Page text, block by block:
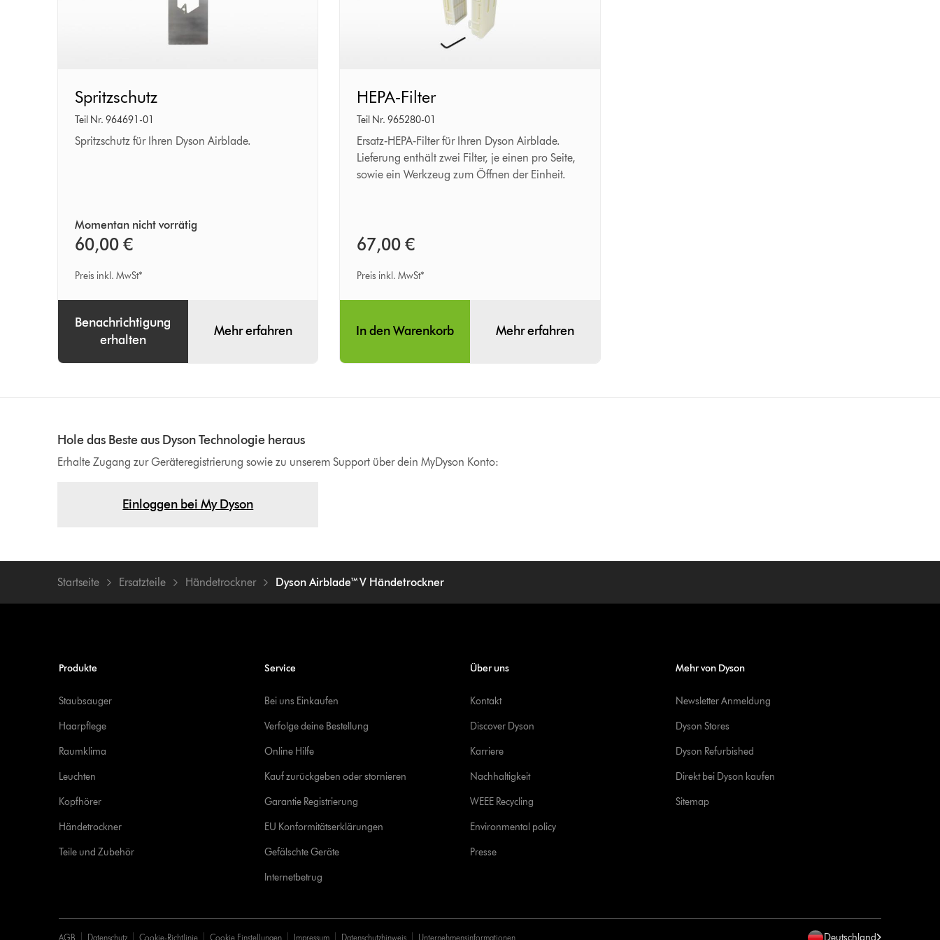
Spritzschutz
Teil Nr. 964691-01
Spritzschutz für Ihren Dyson Airblade.
Momentan nicht vorrätig
60,00 €
Preis inkl. MwSt*
Benachrichtigung
erhalten
Mehr erfahren
HEPA‑Filter
Teil Nr. 965280-01
Ersatz‑HEPA‑Filter für Ihren Dyson Airblade.
Lieferung enthält zwei Filter, je einen pro Seite,
sowie ein Werkzeug zum Öffnen der Einheit.
67,00 €
Preis inkl. MwSt*
In den Warenkorb Mehr erfahren
Hole das Beste aus Dyson Technologie heraus
Erhalte Zugang zur Geräteregistrierung sowie zu unserem Support über dein MyDyson Konto:
Einloggen bei My Dyson
Startseite Ersatzteile Händetrockner Dyson Airblade™ V Händetrockner
Produkte
Staubsauger
Haarpflege
Raumklima
Leuchten
Kopfhörer
Händetrockner
Teile und Zubehör
Service
Bei uns Einkaufen
Verfolge deine Bestellung
Online Hilfe
Kauf zurückgeben oder stornieren
Garantie Registrierung
EU Konformitätserklärungen
Gefälschte Geräte
Internetbetrug
Über uns
Kontakt
Discover Dyson
Karriere
Nachhaltigkeit
WEEE Recycling
Environmental policy
Presse
Mehr von Dyson
Newsletter Anmeldung
Dyson Stores
Dyson Refurbished
Direkt bei Dyson kaufen
Sitemap
AGB Datenschutz Cookie-Richtlinie Cookie Einstellungen Impressum Datenschutzhinweis Unternehmensinformationen Deutschland